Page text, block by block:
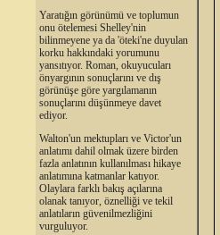
Yaratığın görünümü ve toplumun
onu ötelemesi Shelley'nin
bilinmeyene ya da 'öteki'ne duyulan
korku hakkındaki yorumunu
yansıtıyor. Roman, okuyucuları
önyargının sonuçlarını ve dış
görünüşe göre yargılamanın
sonuçlarını düşünmeye davet
ediyor.
Walton'un mektupları ve Victor'un
anlatımı dahil olmak üzere birden
fazla anlatının kullanılması hikaye
anlatımına katmanlar katıyor.
Olaylara farklı bakış açılarına
olanak tanıyor, öznelliği ve tekil
anlatıların güvenilmezliğini
vurguluyor.